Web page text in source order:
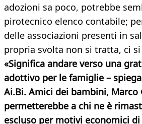
adozioni sa poco, potrebbe
pirotecnico elenco contabile;
delle associazioni presenti in
propria svolta non si tratta, ci
«Significa andare verso una
adottivo per le famiglie –
Ai.Bi. Amici dei bambini, Marco
permetterebbe a chi ne è
escluso per motivi economici di